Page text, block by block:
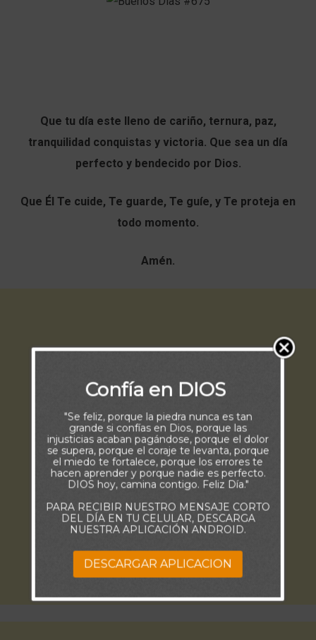
Que tu día este lleno de cariño, ternura, paz,
tranquilidad conquistas y victoria. Que sea un día
perfecto y bendecido por Dios.
Que Él Te cuide, Te guarde, Te guíe, y Te proteja en
todo momento.
Amén.
Confía en DIOS
"Se feliz, porque la piedra nunca es tan
grande si confías en Dios, porque las
injusticias acaban pagándose, porque el dolor
se supera, porque el coraje te levanta, porque
el miedo te fortalece, porque los errores te
hacen aprender y porque nadie es perfecto.
DIOS hoy, camina contigo. Feliz Día."
PARA RECIBIR NUESTRO MENSAJE CORTO
DEL DÍA EN TU CELULAR, DESCARGA
NUESTRA APLICACIÓN ANDROID.
DESCARGAR APLICACION